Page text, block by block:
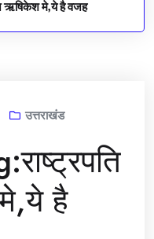
ऋषिकेश मे,ये है वजह
उत्तराखंड
है